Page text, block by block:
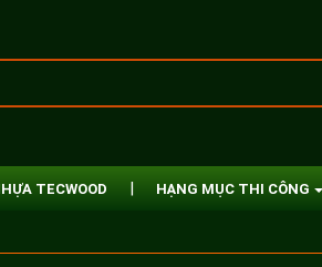
TECWOOD HẠNG MỤC THI CÔNG